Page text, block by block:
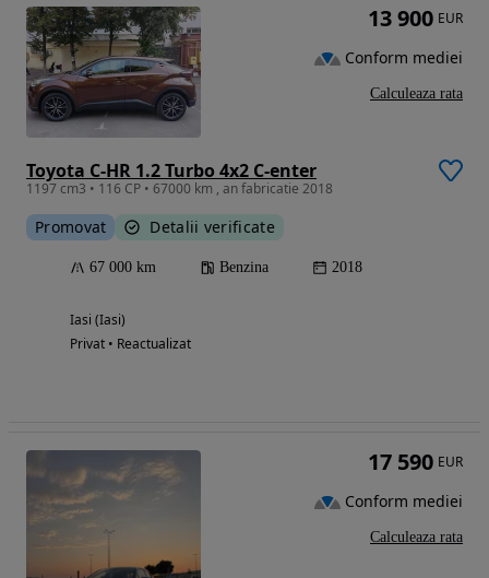
Toyota C-HR 1.2 Turbo 4x2 C-enter
1197 cm3 • 116 CP • 67000 km , an fabricatie 2018
Promovat Detalii verificate
67 000 km Benzina 2018
Iasi (Iasi)
Privat • Reactualizat
13 900 EUR
Conform mediei
Calculeaza rata
17 590 EUR
Conform mediei
Calculeaza rata